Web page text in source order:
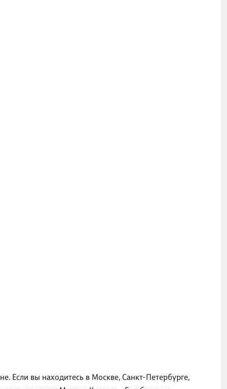
Если вы находитесь в Москве, Санкт-Петербурге,